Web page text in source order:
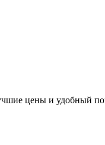
цены и удобный